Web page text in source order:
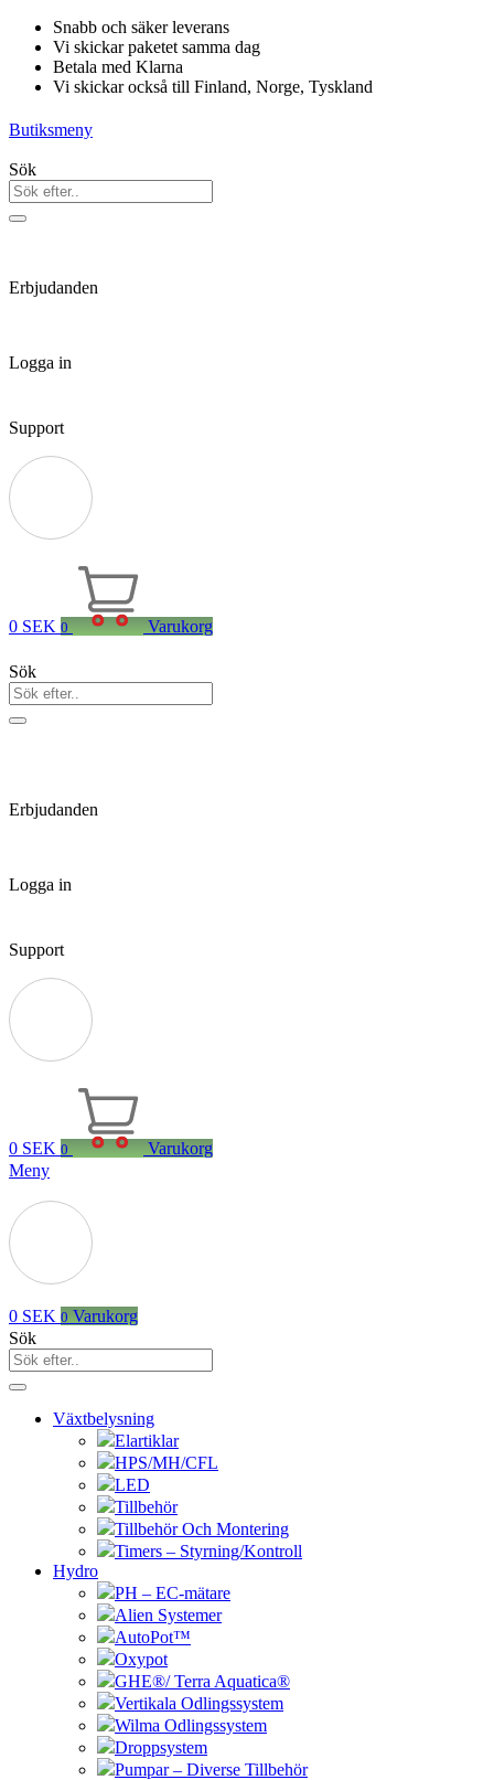
Hoppa
innehåll
Snabb och säker leverans
Vi skickar paketet samma dag
Betala med Klarna
Vi skickar också till Finland, Norge, Tyskland
Butiksmeny
Sök
Erbjudanden
Logga in
Support
0 SEK 0 Varukorg
Sök
Erbjudanden
Logga in
Support
0 SEK 0
Varukorg
Meny
0 SEK 0 Varukorg
Sök
Växtbelysning
Elartiklar
HPS/MH/CFL
LED
Tillbehör
Tillbehör Och Montering
Timers – Styrning/Kontroll
Hydro
PH – EC-mätare
Alien Systemer
AutoPot™
Oxypot
GHE®/ Terra Aquatica®
Vertikala Odlingssystem
Wilma Odlingssystem
Droppsystem
Pumpar – Diverse Tillbehör